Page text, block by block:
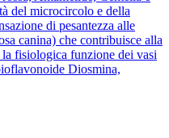
del microcircolo e della
di pesantezza alle
canina) che contribuisce alla
fisiologica funzione dei vasi
Diosmina,